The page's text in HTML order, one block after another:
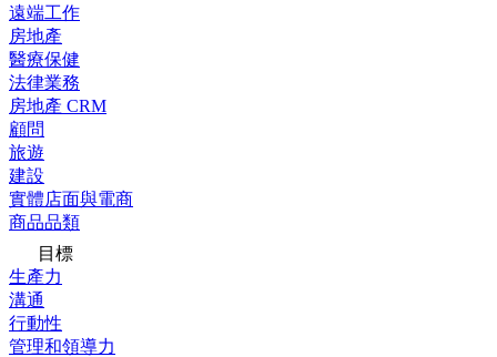
遠端工作
房地產
醫療保健
法律業務
房地產 CRM
顧問
旅遊
建設
實體店面與電商
商品品類
目標
生產力
溝通
行動性
管理和領導力